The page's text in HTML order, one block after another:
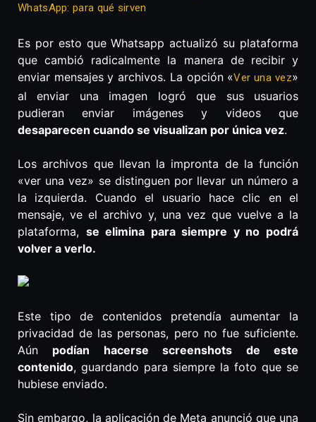
WhatsApp: para qué sirven
Es por esto que Whatsapp actualizó su plataforma
que cambió radicalmente la manera de recibir y
enviar mensajes y archivos. La opción «Ver una vez»
al enviar una imagen logró que sus usuarios
pudieran enviar imágenes y videos que
desaparecen cuando se visualizan por única vez.
Los archivos que llevan la impronta de la función
«ver una vez» se distinguen por llevar un número a
la izquierda. Cuando el usuario hace clic en el
mensaje, ve el archivo y, una vez que vuelve a la
plataforma, se elimina para siempre y no podrá
volver a verlo.
Este tipo de contenidos pretendía aumentar la
privacidad de las personas, pero no fue suficiente.
Aún podían hacerse screenshots de este
contenido, guardando para siempre la foto que se
hubiese enviado.
Sin embargo, la aplicación de Meta anunció que una